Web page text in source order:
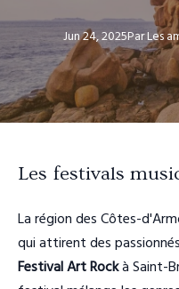
Jun 24, 2025ParLes
Les festivals
La région des Côtes-
qui attirent des
Festival Art Rockà Saint-